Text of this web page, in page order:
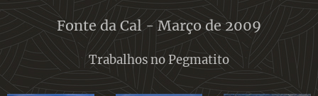
Fonte da Cal - Março de 2009
Trabalhos no Pegmatito